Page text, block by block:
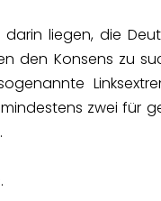
liegen, die
den Konsens zu
zwei für